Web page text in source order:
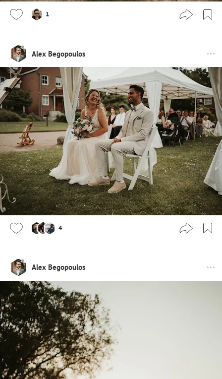
1
Alex Begopoulos
4
Alex Begopoulos